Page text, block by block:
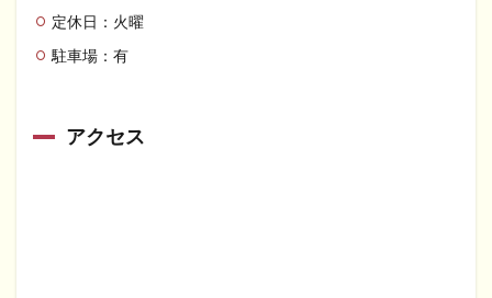
定休日：火曜
駐車場：有
アクセス